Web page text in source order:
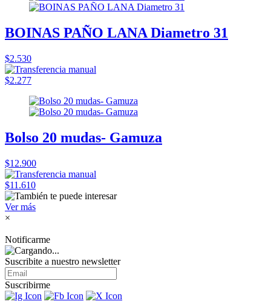
BOINAS PAÑO LANA Diametro 31
$2.530
$2.277
Bolso 20 mudas- Gamuza
$12.900
$11.610
Ver más
×
Notificarme
Suscribite a nuestro newsletter
Suscribirme